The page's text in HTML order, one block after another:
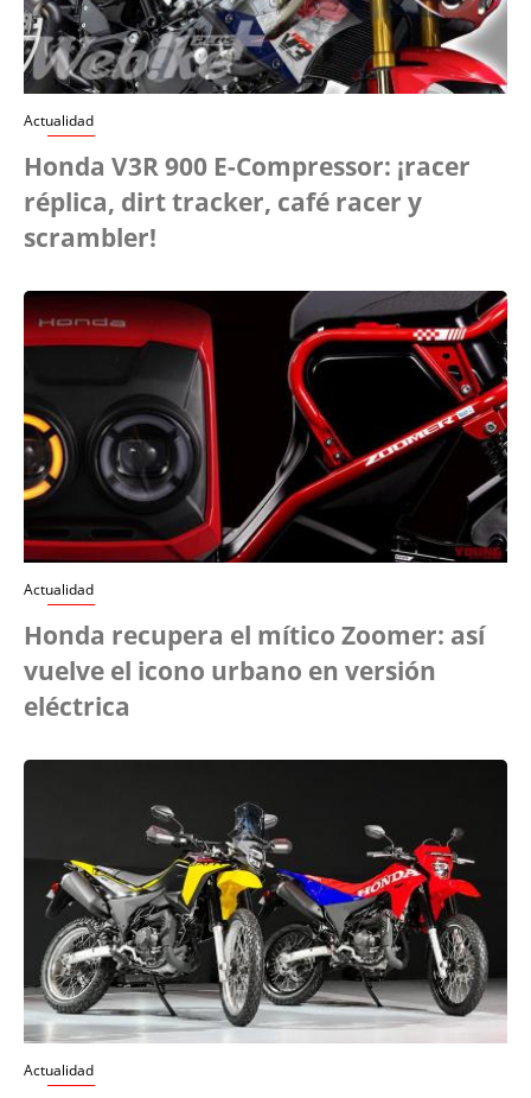
Actualidad
Honda V3R 900 E-Compressor: ¡racer
réplica, dirt tracker, café racer y
scrambler!
Actualidad
Honda recupera el mítico Zoomer: así
vuelve el icono urbano en versión
eléctrica
Actualidad